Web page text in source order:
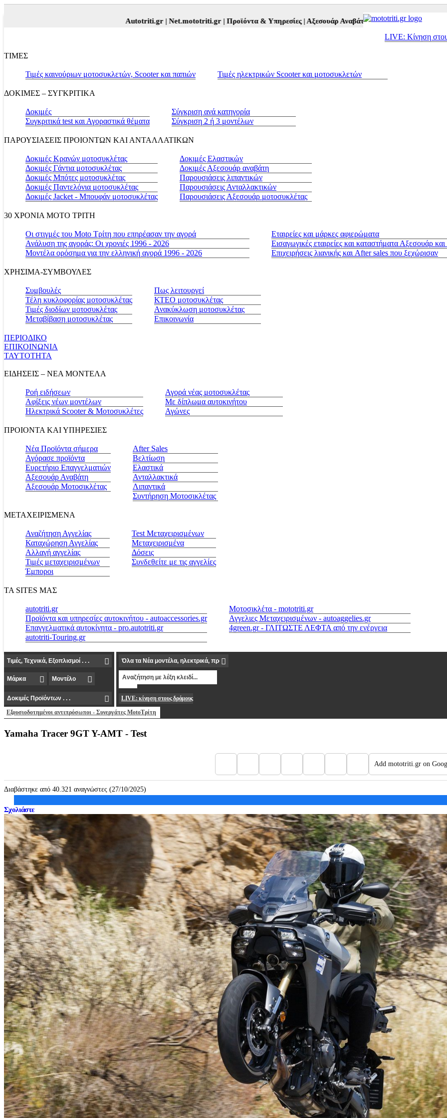
Autotriti.gr |Net.mototriti.gr |Προϊόντα & Υπηρεσίες |Αξεσουάρ Αναβάτη και Μοτοσυκλέτας |
LIVE: Κίνηση
ΤΙΜΕΣ
Τιμές καινούριων μοτοσυκλετών, Scooter και παπιών Τιμές ηλεκτρικών Scooter και μοτοσυκλετών
ΔΟΚΙΜΕΣ – ΣΥΓΚΡΙΤΙΚΑ
Δοκιμές
Συγκριτικά test και Αγοραστικά θέματα
Σύγκριση ανά κατηγορία
Σύγκριση 2 ή 3 μοντέλων
ΠΑΡΟΥΣΙΑΣΕΙΣ ΠΡΟΙΟΝΤΩΝ ΚΑΙ ΑΝΤΑΛΛΑΤΙΚΩΝ
Δοκιμές Κρανών μοτοσυκλέτας
Δοκιμές Γάντια μοτοσυκλέτας
Δοκιμές Μπότες μοτοσυκλέτας
Δοκιμές Παντελόνια μοτοσυκλέτας
Δοκιμές Jacket - Μπουφάν μοτοσυκλέτας
Δοκιμές Ελαστικών
Δοκιμές Αξεσουάρ αναβάτη
Παρουσιάσεις λιπαντικών
Παρουσιάσεις Ανταλλακτικών
Παρουσιάσεις Αξεσουάρ μοτοσυκλέτας
30 ΧΡΟΝΙΑ MOTO ΤΡΙΤΗ
Οι στιγμές του Moto Τρίτη που επηρέασαν την αγορά
Ανάλυση της αγοράς: Οι χρονιές 1996 - 2026
Μοντέλα ορόσημα για την ελληνική αγορά 1996 - 2026
Εταιρείες και μάρκες αφιερώματα
Εισαγωγικές εταιρείες και καταστήματα Αξεσουάρ
Επιχειρήσεις λιανικής και After sales που ξεχώρισαν
ΧΡΗΣΙΜΑ-ΣΥΜΒΟΥΛΕΣ
Συμβουλές
Τέλη κυκλοφορίας μοτοσυκλέτας
Τιμές διοδίων μοτοσυκλέτας
Μεταβίβαση μοτοσυκλέτας
Πως λειτουργεί
ΚΤΕΟ μοτοσυκλέτας
Ανακύκλωση μοτοσυκλέτας
Επικοινωνία
ΠΕΡΙΟΔΙΚΟ
ΕΠΙΚΟΙΝΩΝΙΑ
ΤΑΥΤΟΤΗΤΑ
ΕΙΔΗΣΕΙΣ – ΝΕΑ ΜΟΝΤΕΛΑ
Ροή ειδήσεων
Αφίξεις νέων μοντέλων
Ηλεκτρικά Scooter & Μοτοσυκλέτες
Αγορά νέας μοτοσυκλέτας
Με δίπλωμα αυτοκινήτου
Αγώνες
ΠΡΟΙΟΝΤΑ ΚΑΙ ΥΠΗΡΕΣΙΕΣ
Νέα Προϊόντα σήμερα
Αγόρασε προϊόντα
Ευρετήριο Επαγγελματιών
Αξεσουάρ Αναβάτη
Αξεσουάρ Μοτοσικλέτας
Αfter Sales
Βελτίωση
Ελαστικά
Ανταλλακτικά
Λιπαντικά
Συντήρηση Μοτοσικλέτας
ΜΕΤΑΧΕΙΡΙΣΜΕΝΑ
Αναζήτηση Αγγελίας
Καταχώρηση Αγγελίας
Αλλαγή αγγελίας
Τιμές μεταχειρισμένων
Έμποροι
Test Μεταχειρισμένων
Μεταχειρισμένα
Δόσεις
Συνδεθείτε με τις αγγελίες
ΤΑ SITES ΜΑΣ
autotriti.gr
Προϊόντα και υπηρεσίες αυτοκινήτου - autoaccessories.gr
Επαγγελματικά αυτοκίνητα - pro.autotriti.gr
autotriti-Touring.gr
Μοτοσικλέτα - mototriti.gr
Αγγελιες Μεταχειρισμένων - autoaggelies.gr
4green.gr - ΓΛΙΤΩΣΤΕ ΛΕΦΤΑ από την ενέργεια
LIVE: κίνηση στους δρόμους
Εξουσιοδοτημένοι αντιπρόσωποι - Συνεργάτες MotoΤρίτη
Yamaha Tracer 9GT Y-AMT - Test
Add mototriti.gr on
Διαβάστηκε από 40.321 αναγνώστες (27/10/2025)
Σχολιάστε